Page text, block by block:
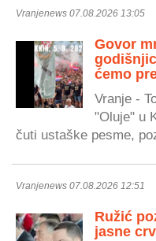
Vranjenews 07.08.2026 13:05
Govor
ćemo
Vranje -
"Oluje" u
čuti ustaške pesme,
Vranjenews 07.08.2026 12:51
Ružić
jasne